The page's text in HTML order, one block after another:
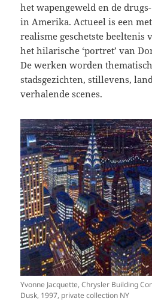
het wapengeweld en de
in Amerika. Actueel is een
realisme geschetste
het hilarische ‘portret’ van
De werken worden
stadsgezichten, stillevens,
verhalende scenes.
Yvonne Jacquette, Chrysler Building
Dusk, 1997, private collection NY